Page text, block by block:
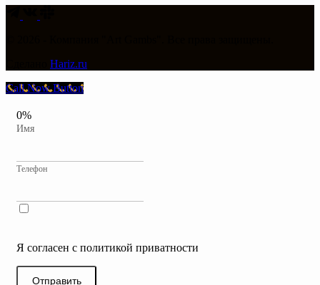
Hariz.ru
Call Now Button
0%
Имя
Телефон
Я согласен с политикой приватности
Отправить